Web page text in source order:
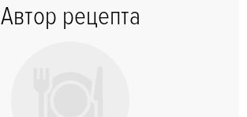
Автор рецепта